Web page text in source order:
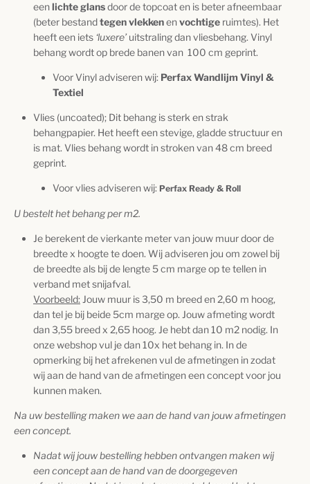
eenlichte glansdoor de topcoat en is beter afneembaar
(beter bestandtegen vlekkenenvochtige ruimtes). Het
heeft een iets ‘luxere’uitstraling dan vliesbehang. Vinyl
behang wordt op brede banen van 100 cm geprint.
Voor Vinyl adviseren wij: Perfax Wandlijm Vinyl &
Textiel
Vlies (uncoated); Dit behang is sterk en strak
behangpapier. Het heeft een stevige, gladde structuur en
is mat. Vlies behang wordt in stroken van 48 cm breed
geprint.
Voor vlies adviseren wij: Perfax Ready & Roll
U bestelt het behang per m2.
Je berekent de vierkante meter van jouw muur door de
breedte x hoogte te doen. Wij adviseren jou om zowel bij
de breedte als bij de lengte 5 cm marge op te tellen in
verband met snijafval.
Voorbeeld: Jouw muur is 3,50 m breed en 2,60 m hoog,
dan tel je bij beide 5cm marge op. Jouw afmeting wordt
dan 3,55 breed x 2,65 hoog. Je hebt dan 10 m2 nodig. In
onze webshop vul je dan 10x het behang in. In de
opmerking bij het afrekenen vul de afmetingen in zodat
wij aan de hand van de afmetingen een concept voor jou
kunnen maken.
Na uw bestelling maken we aan de hand van jouw afmetingen
een concept.
Nadat wij jouw bestelling hebben ontvangen maken wij
een concept aan de hand van de doorgegeven